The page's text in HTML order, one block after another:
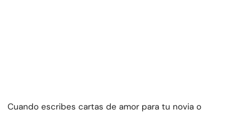
Cuando escribes cartas de amor para tu novia o